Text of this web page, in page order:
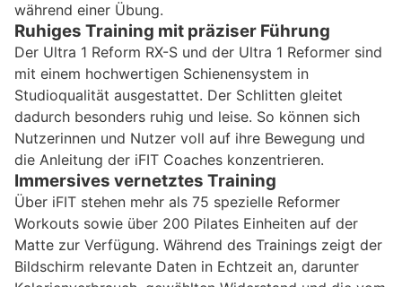
während einer Übung.
Ruhiges Training mit präziser Führung
Der Ultra 1 Reform RX-S und der Ultra 1 Reformer sind
mit einem hochwertigen Schienensystem in
Studioqualität ausgestattet. Der Schlitten gleitet
dadurch besonders ruhig und leise. So können sich
Nutzerinnen und Nutzer voll auf ihre Bewegung und
die Anleitung der iFIT Coaches konzentrieren.
Immersives vernetztes Training
Über iFIT stehen mehr als 75 spezielle Reformer
Workouts sowie über 200 Pilates Einheiten auf der
Matte zur Verfügung. Während des Trainings zeigt der
Bildschirm relevante Daten in Echtzeit an, darunter